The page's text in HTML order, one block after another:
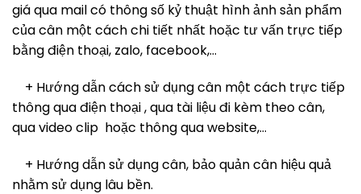
giá qua mail có thông số kỷ thuật hình ảnh sản phẩm
của cân một cách chi tiết nhất hoặc tư vấn trực tiếp
bằng điện thoại, zalo, facebook,…
+ Hướng dẫn cách sử dụng cân một cách trực tiếp
thông qua điện thoại , qua tài liệu đi kèm theo cân,
qua video clip hoặc thông qua website,…
+ Hướng dẫn sử dụng cân, bảo quản cân hiệu quả
nhằm sử dụng lâu bền.